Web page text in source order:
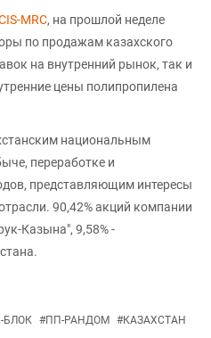
MRC, на прошлой неделе
по продажам казахского
на внутренний рынок, так и
цены полипропилена
национальным
переработке и
представляющим интересы
90,42% акций компании
Казына", 9,58% -
БЛОК #ПП-РАНДОМ #КАЗАХСТАН